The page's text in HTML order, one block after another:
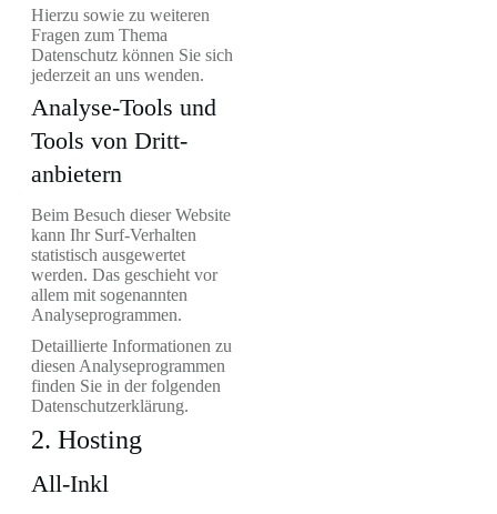
Hierzu sowie zu weiteren
Fragen zum Thema
Datenschutz können Sie sich
jederzeit an uns wenden.
Analyse-Tools und
Tools von Dritt­
anbietern
Beim Besuch dieser Website
kann Ihr Surf-Verhalten
statistisch ausgewertet
werden. Das geschieht vor
allem mit sogenannten
Analyseprogrammen.
Detaillierte Informationen zu
diesen Analyseprogrammen
finden Sie in der folgenden
Datenschutzerklärung.
2. Hosting
All-Inkl